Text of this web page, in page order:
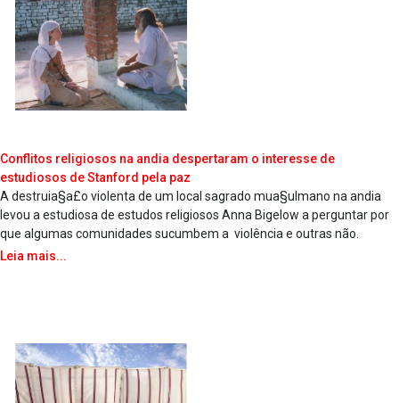
Conflitos religiosos na andia despertaram o interesse de
estudiosos de Stanford pela paz
A destruia§a£o violenta de um local sagrado mua§ulmano na andia
levou a estudiosa de estudos religiosos Anna Bigelow a perguntar por
que algumas comunidades sucumbem a violência e outras não.
Leia mais...